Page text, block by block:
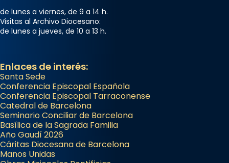
de lunes a viernes, de 9 a 14 h.
Visitas al Archivo Diocesano:
de lunes a jueves, de 10 a 13 h.
Enlaces de interés:
Santa Sede
Conferencia Episcopal Española
Conferencia Episcopal Tarraconense
Catedral de Barcelona
Seminario Conciliar de Barcelona
Basílica de la Sagrada Familia
Año Gaudí 2026
Cáritas Diocesana de Barcelona
Manos Unidas